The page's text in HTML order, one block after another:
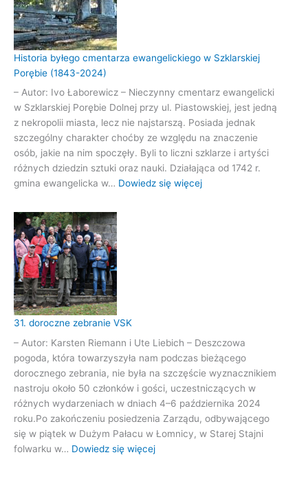
udział
Delta
Łomnicy”
Historia byłego cmentarza ewangelickiego w Szklarskiej
Porębie (1843-2024)
– Autor: Ivo Łaborewicz – Nieczynny cmentarz ewangelicki
w Szklarskiej Porębie Dolnej przy ul. Piastowskiej, jest jedną
z nekropolii miasta, lecz nie najstarszą. Posiada jednak
szczególny charakter choćby ze względu na znaczenie
osób, jakie na nim spoczęły. Byli to liczni szklarze i artyści
różnych dziedzin sztuki oraz nauki. Działająca od 1742 r.
gmina ewangelicka w… Dowiedz się więcej:
31. doroczne zebranie VSK
– Autor: Karsten Riemann i Ute Liebich – Deszczowa
pogoda, która towarzyszyła nam podczas bieżącego
dorocznego zebrania, nie była na szczęście wyznacznikiem
nastroju około 50 członków i gości, uczestniczących w
różnych wydarzeniach w dniach 4–6 października 2024
roku.Po zakończeniu posiedzenia Zarządu, odbywającego
się w piątek w Dużym Pałacu w Łomnicy, w Starej Stajni
folwarku w… Dowiedz się więcej: